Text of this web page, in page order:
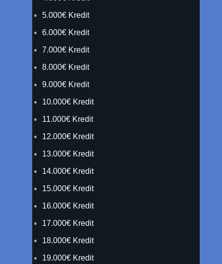
5.000€ Kredit
6.000€ Kredit
7.000€ Kredit
8.000€ Kredit
9.000€ Kredit
10.000€ Kredit
11.000€ Kredit
12.000€ Kredit
13.000€ Kredit
14.000€ Kredit
15.000€ Kredit
16.000€ Kredit
17.000€ Kredit
18.000€ Kredit
19.000€ Kredit